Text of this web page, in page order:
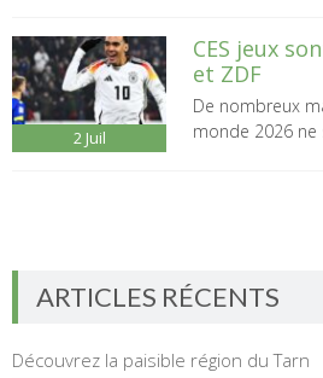
2 Juil
CES jeux
et ZDF
De nombreux
monde 2026 ne
ARTICLES RÉCENTS
Découvrez la paisible région du Tarn